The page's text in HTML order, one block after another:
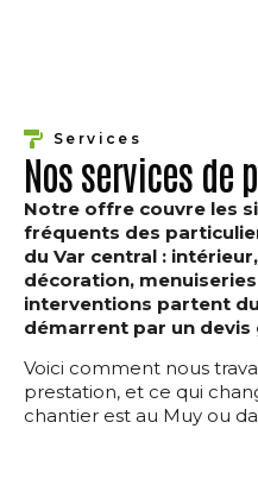
Services
Nos services de
Notre offre couvre les
fréquents des
du Var central :
décoration,
interventions partent
démarrent par un
Voici comment nous
prestation, et ce qui
chantier est au Muy ou